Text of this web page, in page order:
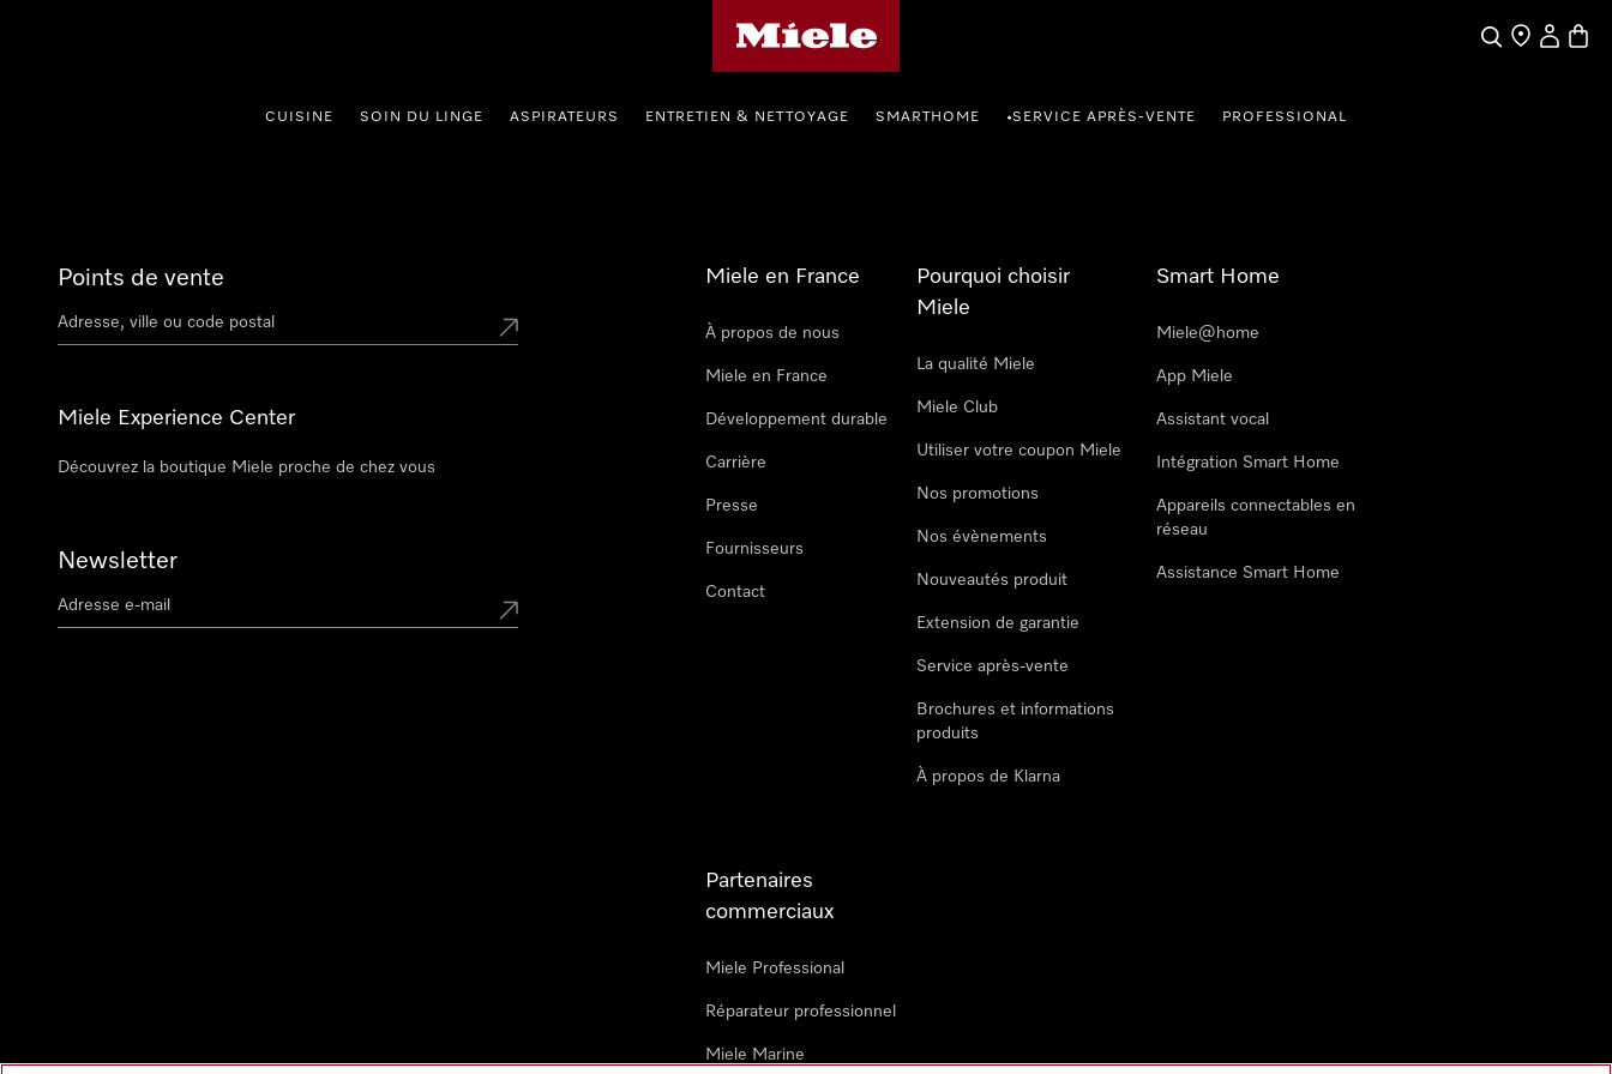
SearchFind a store
My
CUISINE SOIN DU LINGE ASPIRATEURS ENTRETIEN & NETTOYAGE SMARTHOME •SERVICE APRÈS-VENTE PROFESSIONAL
Points de vente
Miele Experience Center
Découvrez la boutique Miele proche de chez vous
Newsletter
Miele en France
À propos de nous
Miele en France
Développement durable
Carrière
Presse
Fournisseurs
Contact
Pourquoi choisir
Miele
La qualité Miele
Miele Club
Utiliser votre coupon Miele
Nos promotions
Nos évènements
Nouveautés produit
Extension de garantie
Service après-vente
Brochures et informations
produits
À propos de Klarna
Smart Home
Miele@home
App Miele
Assistant vocal
Intégration Smart Home
Appareils connectables en
réseau
Assistance Smart Home
Partenaires
commerciaux
Miele Professional
Réparateur professionnel
Miele Marine